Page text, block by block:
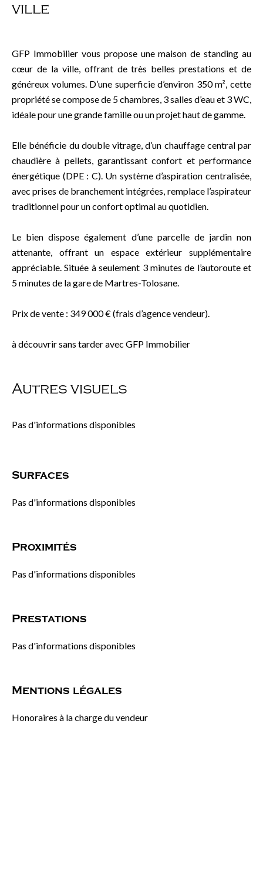
ville
GFP Immobilier vous propose une maison de standing au
cœur de la ville, offrant de très belles prestations et de
généreux volumes. D’une superficie d’environ 350 m², cette
propriété se compose de 5 chambres, 3 salles d’eau et 3 WC,
idéale pour une grande famille ou un projet haut de gamme.
Elle bénéficie du double vitrage, d’un chauffage central par
chaudière à pellets, garantissant confort et performance
énergétique (DPE : C). Un système d’aspiration centralisée,
avec prises de branchement intégrées, remplace l’aspirateur
traditionnel pour un confort optimal au quotidien.
Le bien dispose également d’une parcelle de jardin non
attenante, offrant un espace extérieur supplémentaire
appréciable. Située à seulement 3 minutes de l’autoroute et
5 minutes de la gare de Martres-Tolosane.
Prix de vente : 349 000 € (frais d’agence vendeur).
à découvrir sans tarder avec GFP Immobilier
Autres visuels
Pas d'informations disponibles
Surfaces
Pas d'informations disponibles
Proximités
Pas d'informations disponibles
Prestations
Pas d'informations disponibles
Mentions légales
Honoraires à la charge du vendeur